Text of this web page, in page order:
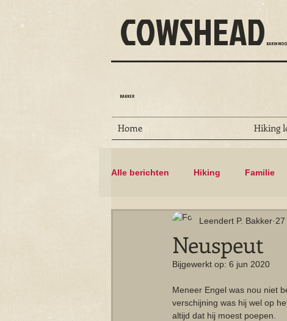
COWSHEAD KARIN
BAKKER
Alle berichten Hiking Familie
Floris V-pad
Neuspeut
Leendert P. Bakker 27
Bijgewerkt op: 6 jun 2020
Meneer Engel was nou niet
verschijning was hij wel op
altijd dat hij moest poepen.
Home Hiking